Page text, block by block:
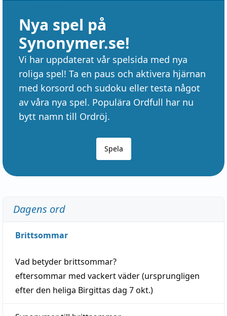
Nya spel på
Synonymer.se!
Vi har uppdaterat vår spelsida med nya
roliga spel! Ta en paus och aktivera hjärnan
med korsord och sudoku eller testa något
av våra nya spel. Populära Ordfull har nu
bytt namn till Ordröj.
Spela
Dagens ord
Brittsommar
Vad betyder brittsommar?
eftersommar med vackertväder(ursprungligen
efter den heliga Birgittas dag 7 okt.)